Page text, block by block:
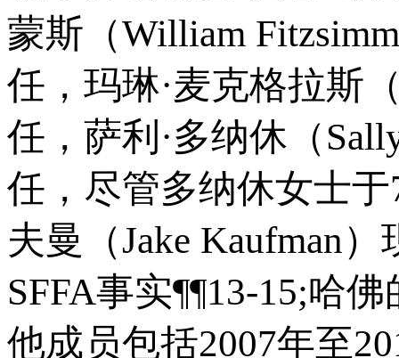
蒙斯（William
任，玛琳·麦克格拉斯
任，萨利·多纳休（
任，尽管多纳休女士
夫曼（Jake Kaufman
SFFA事实¶¶13-15;哈
他成员包括2007年至